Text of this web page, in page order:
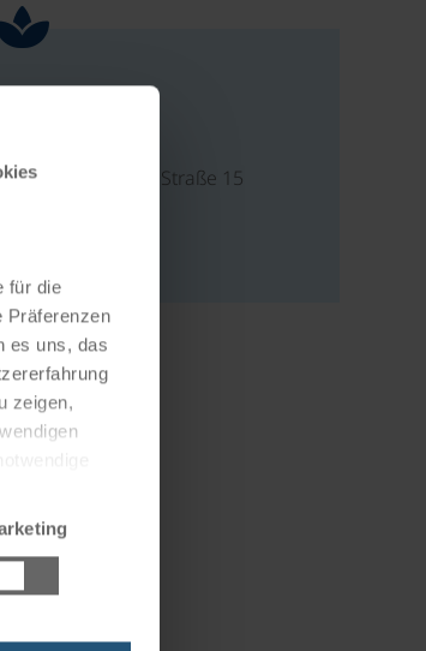
für die
Präferenzen
es uns, das
zeigen,
von Nell Straße 15